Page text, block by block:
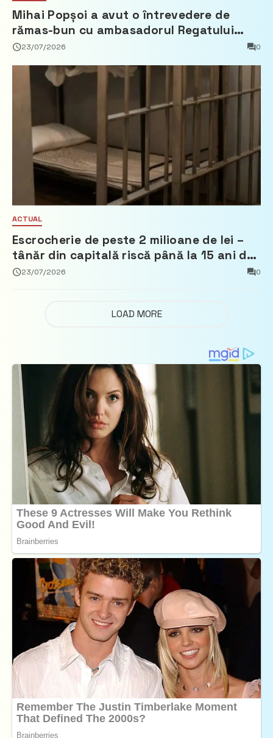
Mihai Popșoi a avut o întrevedere de
rămas-bun cu ambasadorul Regatului
Țărilor de Jos, Fred Duijn
23/07/2026 0
ACTUAL
Escrocherie de peste 2 milioane de lei –
tânăr din capitală riscă până la 15 ani de
închisoare
23/07/2026 0
LOAD MORE